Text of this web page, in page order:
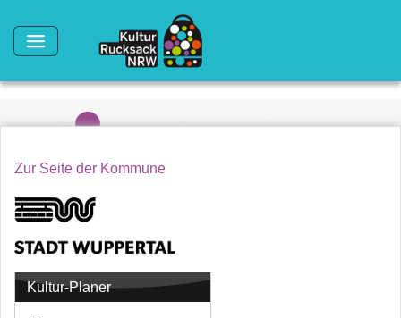
Zur Seite der Kommune
Kultur-Planer